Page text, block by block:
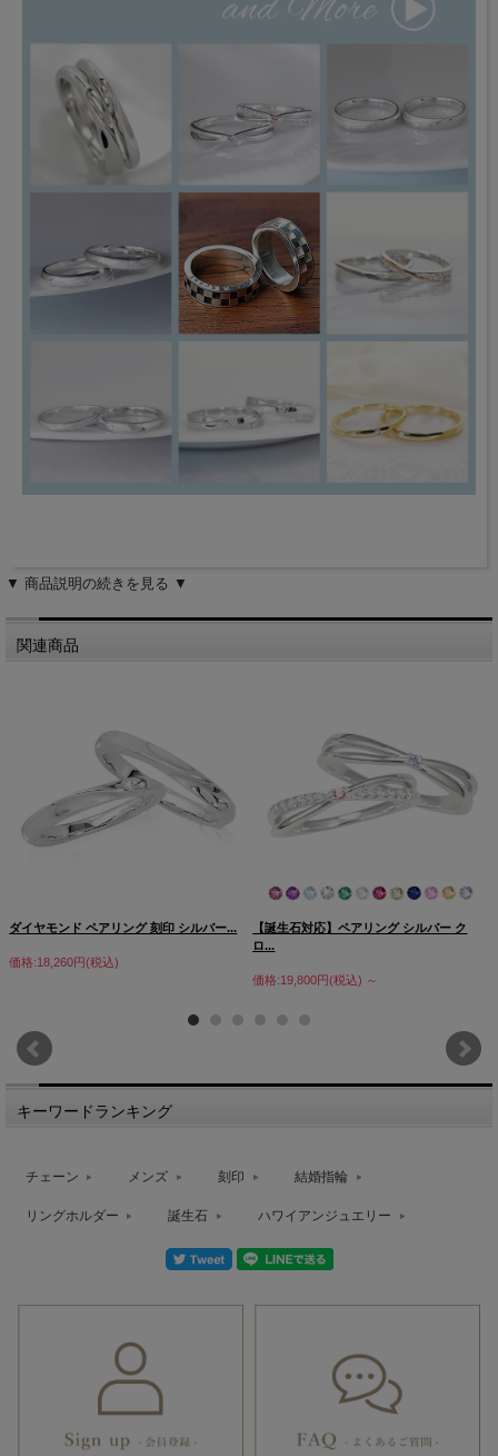
▼ 商品説明の続きを見る ▼
関連商品
ダイヤモンド ペアリング 刻印 シルバー...
価格:18,260円(税込)
【誕生石対応】ペアリング シルバー ク
ロ...
価格:19,800円(税込) ～
キーワードランキング
チェーン メンズ 刻印 結婚指輪
リングホルダー 誕生石 ハワイアンジュエリー